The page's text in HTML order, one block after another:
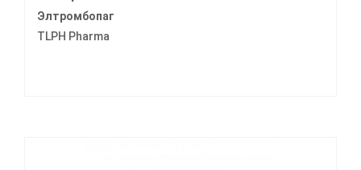
Элтромбопаг
TLPH Pharma